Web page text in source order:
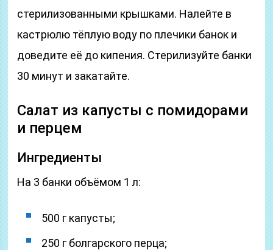
стерилизованными крышками. Налейте в
кастрюлю тёплую воду по плечики банок и
доведите её до кипения. Стерилизуйте банки
30 минут и закатайте.
Салат из капусты с помидорами
и перцем
Ингредиенты
На 3 банки объёмом 1 л:
500 г капусты;
250 г болгарского перца;